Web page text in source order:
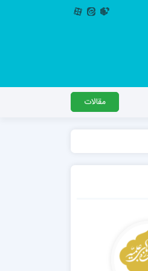
السلام ساوجبلاغ
چهارباغ
مقالات